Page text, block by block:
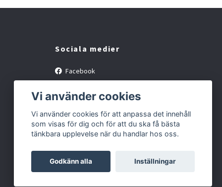
Sociala medier
Facebook
Vi använder cookies
Vi använder cookies för att anpassa det innehåll
som visas för dig och för att du ska få bästa
tänkbara upplevelse när du handlar hos oss.
Godkänn alla Inställningar